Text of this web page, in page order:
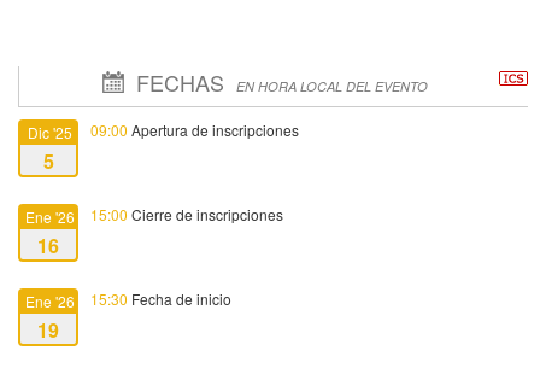
FECHAS EN HORA LOCAL DEL EVENTO
Dic '25
5
09:00 Apertura de inscripciones
Ene '26
16
15:00 Cierre de inscripciones
Ene '26
19
15:30 Fecha de inicio